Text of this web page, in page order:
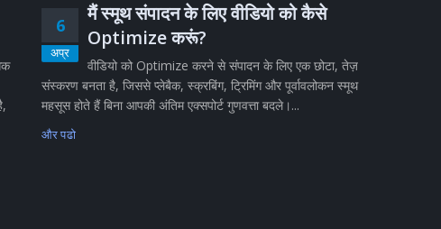
6
अप्र
मैं स्मूथ संपादन के लिए वीडियो को कैसे
Optimize करूं?
वीडियो को Optimize करने से संपादन के लिए एक छोटा, तेज़
संस्करण बनता है, जिससे प्लेबैक, स्क्रबिंग, ट्रिमिंग और पूर्वावलोकन स्मूथ
महसूस होते हैं बिना आपकी अंतिम एक्सपोर्ट गुणवत्ता बदले।...
और पढो